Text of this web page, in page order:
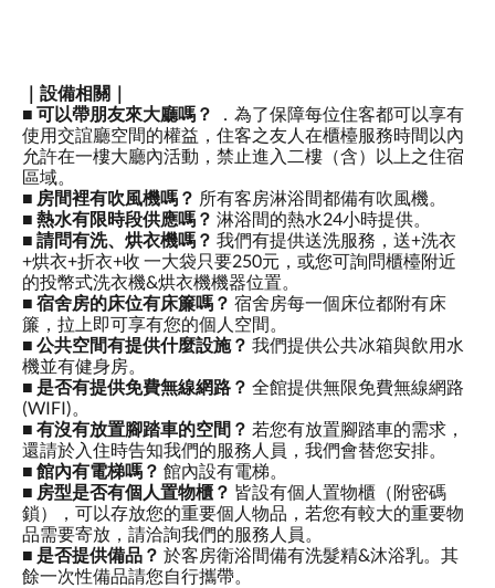
｜設備相關｜
■ 可以帶朋友來大廳嗎？
．為了保障每位住客都可以享有
使用交誼廳空間的權益，住客之友人在櫃檯服務時間以內
允許在一樓大廳內活動，禁止進入二樓（含）以上之住宿
區域。
■ 房間裡有吹風機嗎？ 所有客房淋浴間都備有吹風機。
■ 熱水有限時段供應嗎？ 淋浴間的熱水24小時提供。
■ 請問有洗、烘衣機嗎？ 我們有提供送洗服務，送+洗衣
+烘衣+折衣+收 一大袋只要250元，或您可詢問櫃檯附近
的投幣式洗衣機&烘衣機機器位置。
■ 宿舍房的床位有床簾嗎？ 宿舍房每一個床位都附有床
簾，拉上即可享有您的個人空間。
■ 公共空間有提供什麼設施？ 我們提供公共冰箱與飲用水
機並有健身房。
■ 是否有提供免費無線網路？ 全館提供無限免費無線網路
(WIFI)。
■ 有沒有放置腳踏車的空間？ 若您有放置腳踏車的需求，
還請於入住時告知我們的服務人員，我們會替您安排。
■ 館內有電梯嗎？ 館內設有電梯。
■ 房型是否有個人置物櫃？ 皆設有個人置物櫃（附密碼
鎖），可以存放您的重要個人物品，若您有較大的重要物
品需要寄放，請洽詢我們的服務人員。
■ 是否提供備品？ 於客房衛浴間備有洗髮精&沐浴乳。其
餘一次性備品請您自行攜帶。